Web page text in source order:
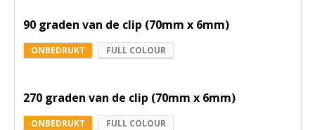
90 graden van de clip (70mm x 6mm)
ONBEDRUKT FULL COLOUR
270 graden van de clip (70mm x 6mm)
ONBEDRUKT FULL COLOUR